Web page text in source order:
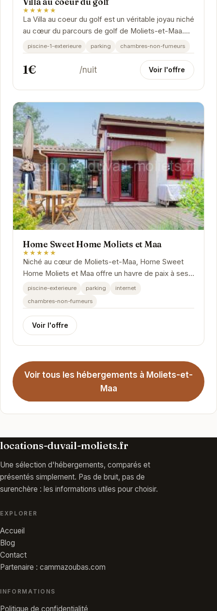
★★★★★
La Villa au coeur du golf est un véritable joyau niché
au cœur du parcours de golf de Moliets-et-Maa.
Avec son emplacement privilégié, elle...
piscine-1-exterieure parking chambres-non-fumeurs
1€ /nuit Voir l'offre
Home Sweet Home Moliets et Maa
★★★★★
Niché au cœur de Moliets-et-Maa, Home Sweet
Home Moliets et Maa offre un havre de paix à ses
visiteurs.
piscine-exterieure parking
internet
chambres-non-fumeurs
Voir l'offre
Voir tous les hébergements à Moliets-et-
Maa
locations-duvail-moliets.fr
Une sélection d'hébergements, comparés et
présentés simplement. Pas de bruit, pas de
surenchère : les informations utiles pour choisir.
EXPLORER
Accueil
Blog
Contact
Partenaire : cammazoubas.com
INFORMATIONS
Politique de confidentialité